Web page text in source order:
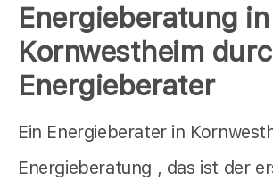
Energieberatung in
Kornwestheim
Energieberater
Ein Energieberater in
Energieberatung , das ist der